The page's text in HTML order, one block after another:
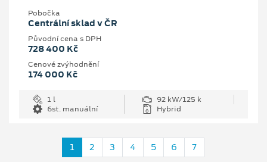
Pobočka
Centrální sklad v ČR
Původní cena s DPH
728 400 Kč
Cenové zvýhodnění
174 000 Kč
1 l
92 kW/125 k
6st. manuální
Hybrid
1 2 3 4 5 6 7